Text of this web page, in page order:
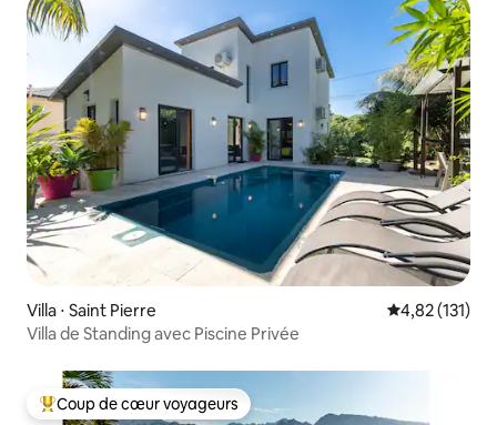
Villa ⋅ Saint Pierre Évaluation
4,82 (131)
Villa de Standing avec Piscine Privée
Coups de cœur voyageurs les plus appréciés
Coup de cœur voyageurs